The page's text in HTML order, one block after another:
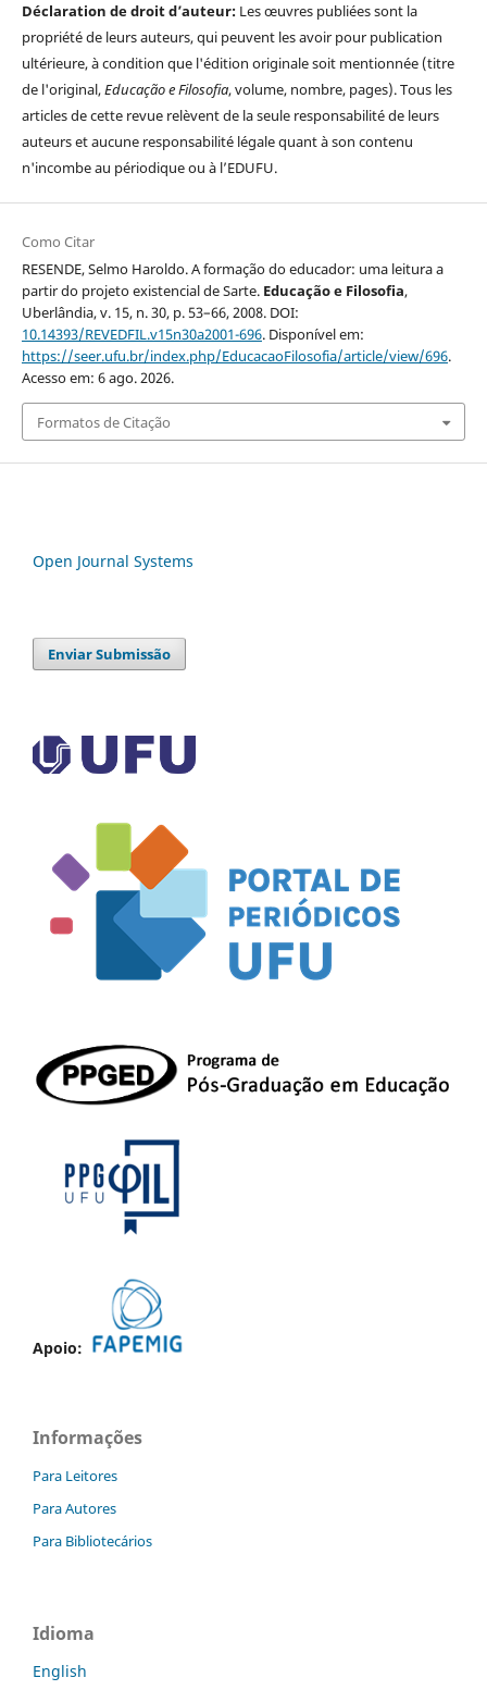
Déclaration de droit d’auteur: Les œuvres publiées sont la
propriété de leurs auteurs, qui peuvent les avoir pour publication
ultérieure, à condition que l'édition originale soit mentionnée (titre
de l'original,Educação e Filosofia, volume, nombre, pages). Tous les
articles de cette revue relèvent de la seule responsabilité de leurs
auteurs et aucune responsabilité légale quant à son contenu
n'incombe au périodique ou à l’EDUFU.
Como Citar
RESENDE, Selmo Haroldo. A formação do educador: uma leitura a
partir do projeto existencial de Sarte. Educação e Filosofia,
Uberlândia, v. 15, n. 30, p. 53–66, 2008. DOI:
10.14393/REVEDFIL.v15n30a2001-696. Disponível em:
https://seer.ufu.br/index.php/EducacaoFilosofia/article/view/696.
Acesso em: 6 ago. 2026.
Formatos de Citação
Open Journal Systems
Enviar Submissão
Apoio:
Informações
Para Leitores
Para Autores
Para Bibliotecários
Idioma
English